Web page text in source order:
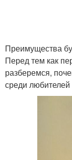
Стеновый
Декор в
Украшения к
Преимущества
Перед тем как
разберемся,
среди